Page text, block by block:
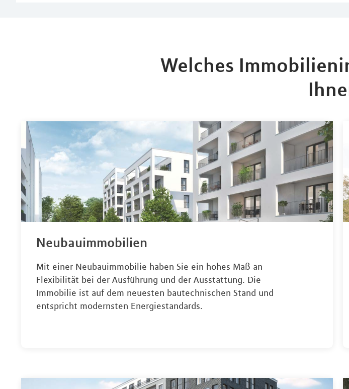
Welches
Neubauimmobilien
Mit einer Neubauimmobilie haben Sie ein hohes Maß an
Flexibilität bei der Ausführung und der Ausstattung. Die
Immobilie ist auf dem neuesten bautechnischen Stand und
entspricht modernsten Energiestandards.